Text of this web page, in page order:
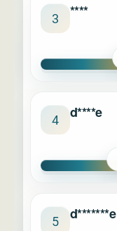
3 ****
4 d****e
5 d*******e